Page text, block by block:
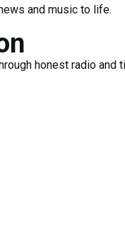
and music to life.
honest radio and